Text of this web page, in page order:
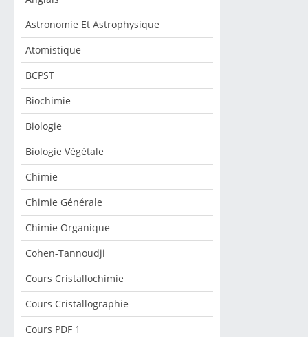
Astronomie Et Astrophysique
Atomistique
BCPST
Biochimie
Biologie
Biologie Végétale
Chimie
Chimie Générale
Chimie Organique
Cohen-Tannoudji
Cours Cristallochimie
Cours Cristallographie
Cours PDF 1